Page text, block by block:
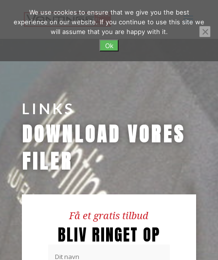
LINKS
DOWNLOAD VORES
FILER
Få et gratis tilbud
BLIV RINGET OP
We use cookies to ensure that we give you the best
experience on our website. If you continue to use this site we
will assume that you are happy with it.
Ok